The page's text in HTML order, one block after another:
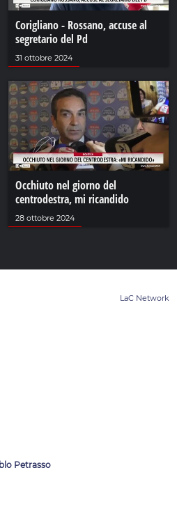
Corigliano - Rossano, accuse al
segretario del Pd
31 ottobre 2024
Occhiuto nel giorno del
centrodestra, mi ricandido
28 ottobre 2024
Petrasso